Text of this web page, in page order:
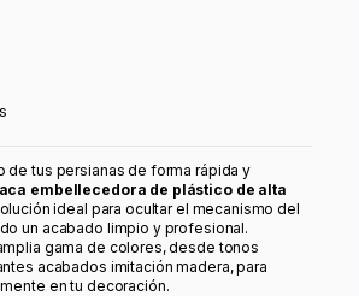
de tus persianas de forma rápida y
embellecedora de plástico de alta
ideal para ocultar el mecanismo del
un acabado limpio y profesional.
gama de colores, desde tonos
acabados imitación madera, para
en tu decoración.